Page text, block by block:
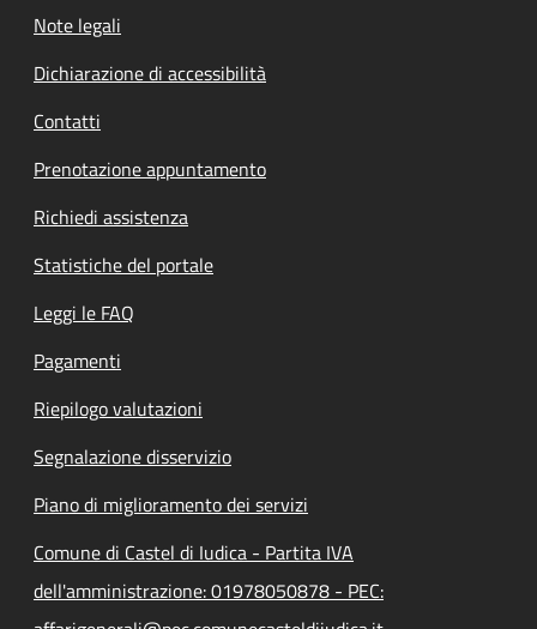
Note legali
Dichiarazione di accessibilità
Contatti
Prenotazione appuntamento
Richiedi assistenza
Statistiche del portale
Leggi le FAQ
Pagamenti
Riepilogo valutazioni
Segnalazione disservizio
Piano di miglioramento dei servizi
Comune di Castel di Iudica - Partita IVA
dell'amministrazione: 01978050878 - PEC: